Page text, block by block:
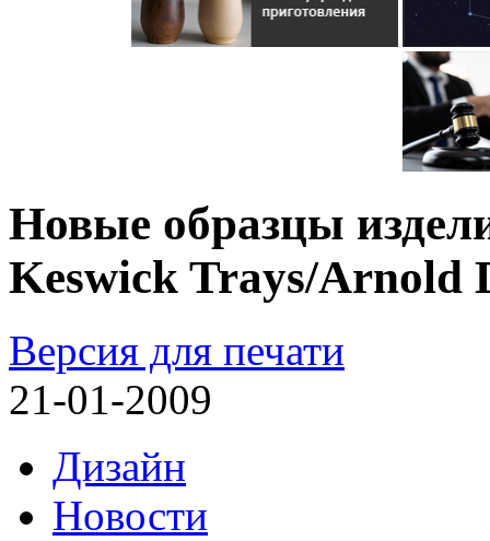
Новые образцы
Keswick Trays/Arnold
Версия для печати
21-01-2009
Дизайн
Новости